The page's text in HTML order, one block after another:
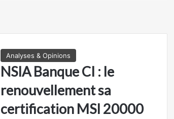
Analyses & Opinions
NSIA Banque CI : le
renouvellement sa
certification MSI 20000